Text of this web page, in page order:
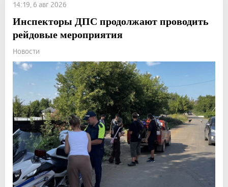
14:19, 6 авг 2026
Инспекторы ДПС продолжают проводить
рейдовые мероприятия
Новости